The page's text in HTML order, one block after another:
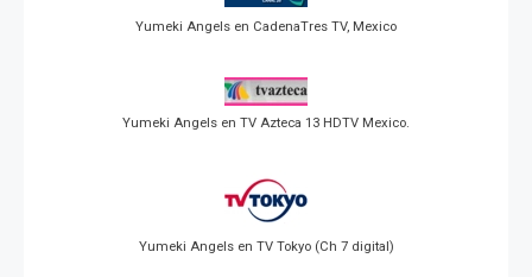
Yumeki Angels en CadenaTres TV, Mexico
Yumeki Angels en TV Azteca 13 HDTV Mexico.
Yumeki Angels en TV Tokyo (Ch 7 digital)